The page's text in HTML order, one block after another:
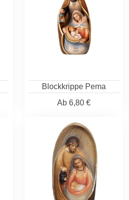
Blockkrippe Pema
Ab 6,80 €